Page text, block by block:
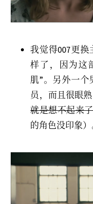
我觉得007更
样了，因为这
肌”。另外一个
员，而且很眼
就是想不起来了
的角色没印象）